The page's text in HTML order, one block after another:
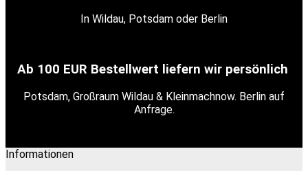
In Wildau, Potsdam oder Berlin
Ab 100 EUR Bestellwert liefern wir persönlich
Potsdam, Großraum Wildau & Kleinmachnow. Berlin auf
Anfrage.
Informationen